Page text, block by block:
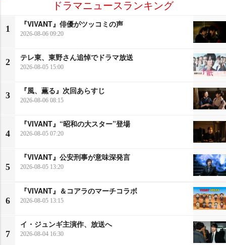
ドラマニュースランキング
1
『VIVANT』俳優がツッコミの声
2026-08-06 09:20
2
テレ東、東野さん追悼でドラマ放送
2026-08-05 15:00
3
『風、薫る』次回あらすじ
2026-08-06 08:15
4
『VIVANT』“昭和の大スター”登場
2026-08-05 07:20
5
『VIVANT』公安刑事が意味深発言
2026-08-05 13:20
6
『VIVANT』＆コアラのマーチコラボ
2026-08-05 13:15
7
イ・ジュンギ主演作、放送へ
2026-08-04 16:30